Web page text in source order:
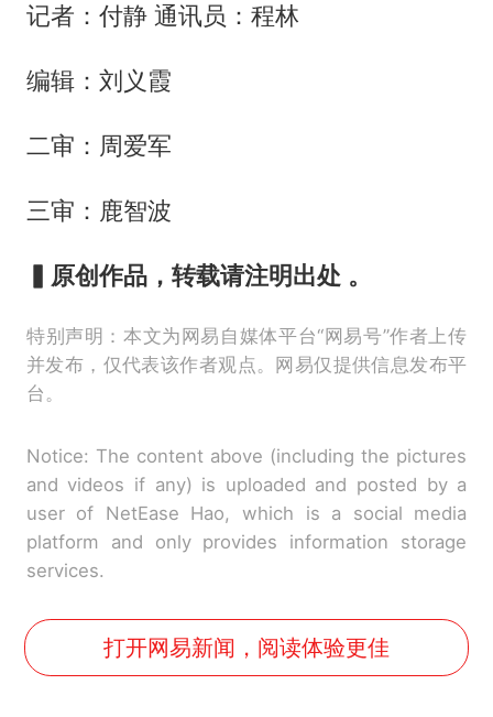
记者：付静 通讯员：程林
编辑：刘义霞
二审：周爱军
三审：鹿智波
▍原创作品，转载请注明出处 。
特别声明：本文为网易自媒体平台“网易号”作者上传
并发布，仅代表该作者观点。网易仅提供信息发布平
台。
Notice: The content above (including the pictures
and videos if any) is uploaded and posted by a
user of NetEase Hao, which is a social media
platform and only provides information storage
services.
打开网易新闻，阅读体验更佳